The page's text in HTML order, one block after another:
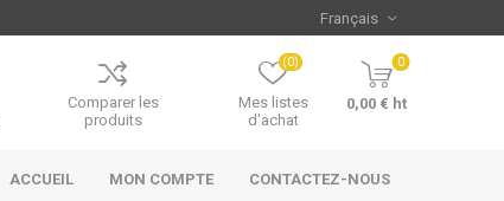
Comparer les
produits
Mes listes
d'achat
(0) 0
0,00 € ht
ACCUEIL MON COMPTE CONTACTEZ-NOUS